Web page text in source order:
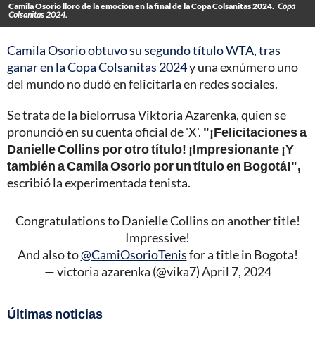
Camila Osorio lloró de la emoción en la final de la Copa Colsanitas 2024. Copa
Colsanitas 2024.
Camila Osorio obtuvo su segundo título WTA, tras
ganar en la Copa Colsanitas 2024y una exnúmero uno
del mundo no dudó en felicitarla en redes sociales.
Se trata de la bielorrusa Viktoria Azarenka, quien se
pronunció en su cuenta oficial de 'X'. "¡Felicitaciones a
Danielle Collins por otro título! ¡Impresionante ¡Y
también a Camila Osorio por un título en Bogotá!",
escribió la experimentada tenista.
Congratulations to Danielle Collins on another title!
Impressive!
And also to@CamiOsorioTenisfor a title in Bogota!
— victoria azarenka (@vika7)April 7, 2024
Últimas noticias